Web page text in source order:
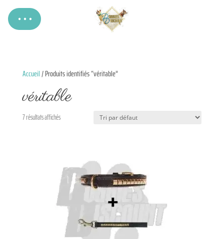
Accueil/ Produits identifiés “véritable”
véritable
7 résultats affichés